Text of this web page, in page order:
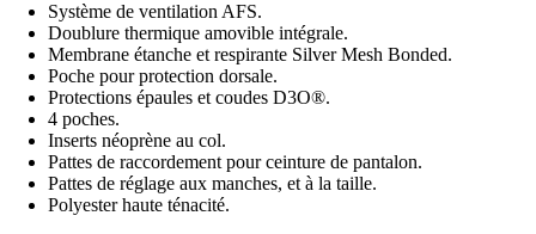
Système de ventilation AFS.
Doublure thermique amovible intégrale.
Membrane étanche et respirante Silver Mesh Bonded.
Poche pour protection dorsale.
Protections épaules et coudes D3O®.
4 poches.
Inserts néoprène au col.
Pattes de raccordement pour ceinture de pantalon.
Pattes de réglage aux manches, et à la taille.
Polyester haute ténacité.